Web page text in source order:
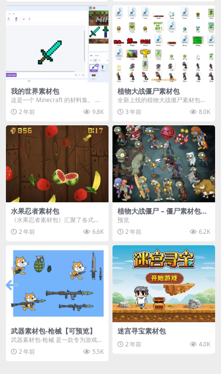
我的世界素材包
这是一个 Minecraft 的材料集。 操
作方法如下： 工具 → 右箭头 怪物...
2 年前 9.8K
植物大战僵尸素材包
全新上线的植物大战僵尸素材包，
内含48个精选资源，涵盖角色、场
景、音效等多样内容...
3 年前 8.0K
水果忍者素材包
《水果忍者素材包》汇聚了各式鲜
美诱人的水果图像与清脆悦耳的切
割音效，专为追求极致...
2 年前 6.6K
植物大战僵尸 – 僵尸素材包
【可预览】
预览
2 年前
6.2K
武器素材包-枪械【可预览】
武器素材包-枪械 是一款专为游戏开
发者和创作者设计的素材包，包含
多种高质量的枪械...
2 年前 5.5K
迷宫寻宝素材包
2 年前 4.0K